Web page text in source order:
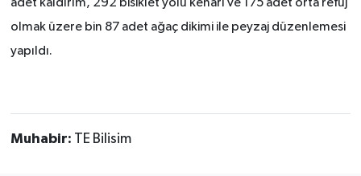
adet kaldırım, 292 bisiklet yolu kenarı ve 175 adet orta refüj
olmak üzere bin 87 adet ağaç dikimi ile peyzaj düzenlemesi
yapıldı.
Muhabir: TE Bilisim